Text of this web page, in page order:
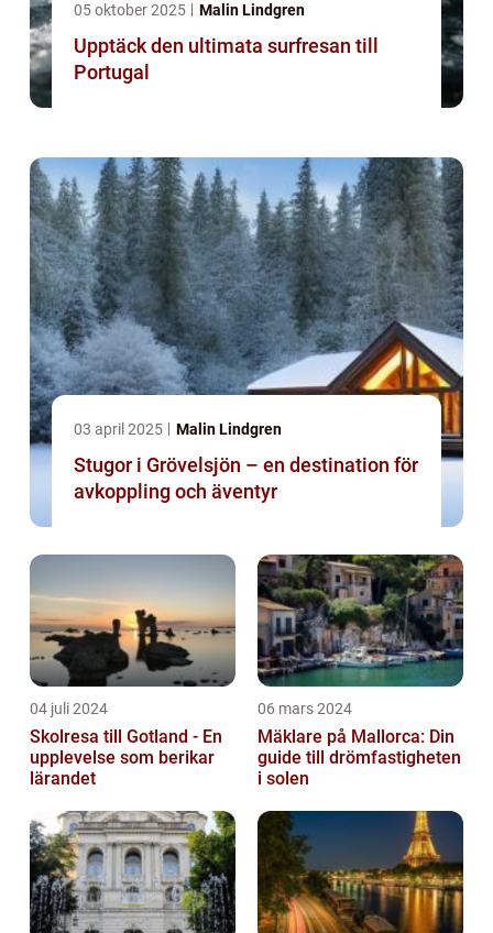
05 oktober 2025 Malin Lindgren
Upptäck den ultimata surfresan till
Portugal
03 april 2025 Malin Lindgren
Stugor i Grövelsjön – en destination för
avkoppling och äventyr
04 juli 2024
Skolresa till Gotland - En
upplevelse som berikar
lärandet
06 mars 2024
Mäklare på Mallorca: Din
guide till drömfastigheten
i solen